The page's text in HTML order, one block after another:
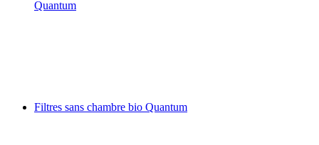
Quantum
Filtres sans chambre bio Quantum